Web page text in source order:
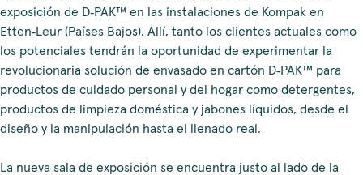
exposición de D‑PAK™ en las instalaciones de Kompak en
Etten‑Leur (Países Bajos). Allí, tanto los clientes actuales como
los potenciales tendrán la oportunidad de experimentar la
revolucionaria solución de envasado en cartón D‑PAK™ para
productos de cuidado personal y del hogar como detergentes,
productos de limpieza doméstica y jabones líquidos, desde el
diseño y la manipulación hasta el llenado real.
La nueva sala de exposición se encuentra justo al lado de la